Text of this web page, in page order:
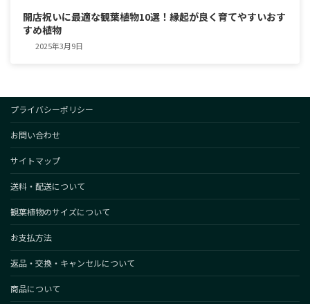
開店祝いに最適な観葉植物10選！縁起が良く育てやすいおす
すめ植物
2025年3月9日
プライバシーポリシー
お問い合わせ
サイトマップ
送料・配送について
観葉植物のサイズについて
お支払方法
返品・交換・キャンセルについて
商品について